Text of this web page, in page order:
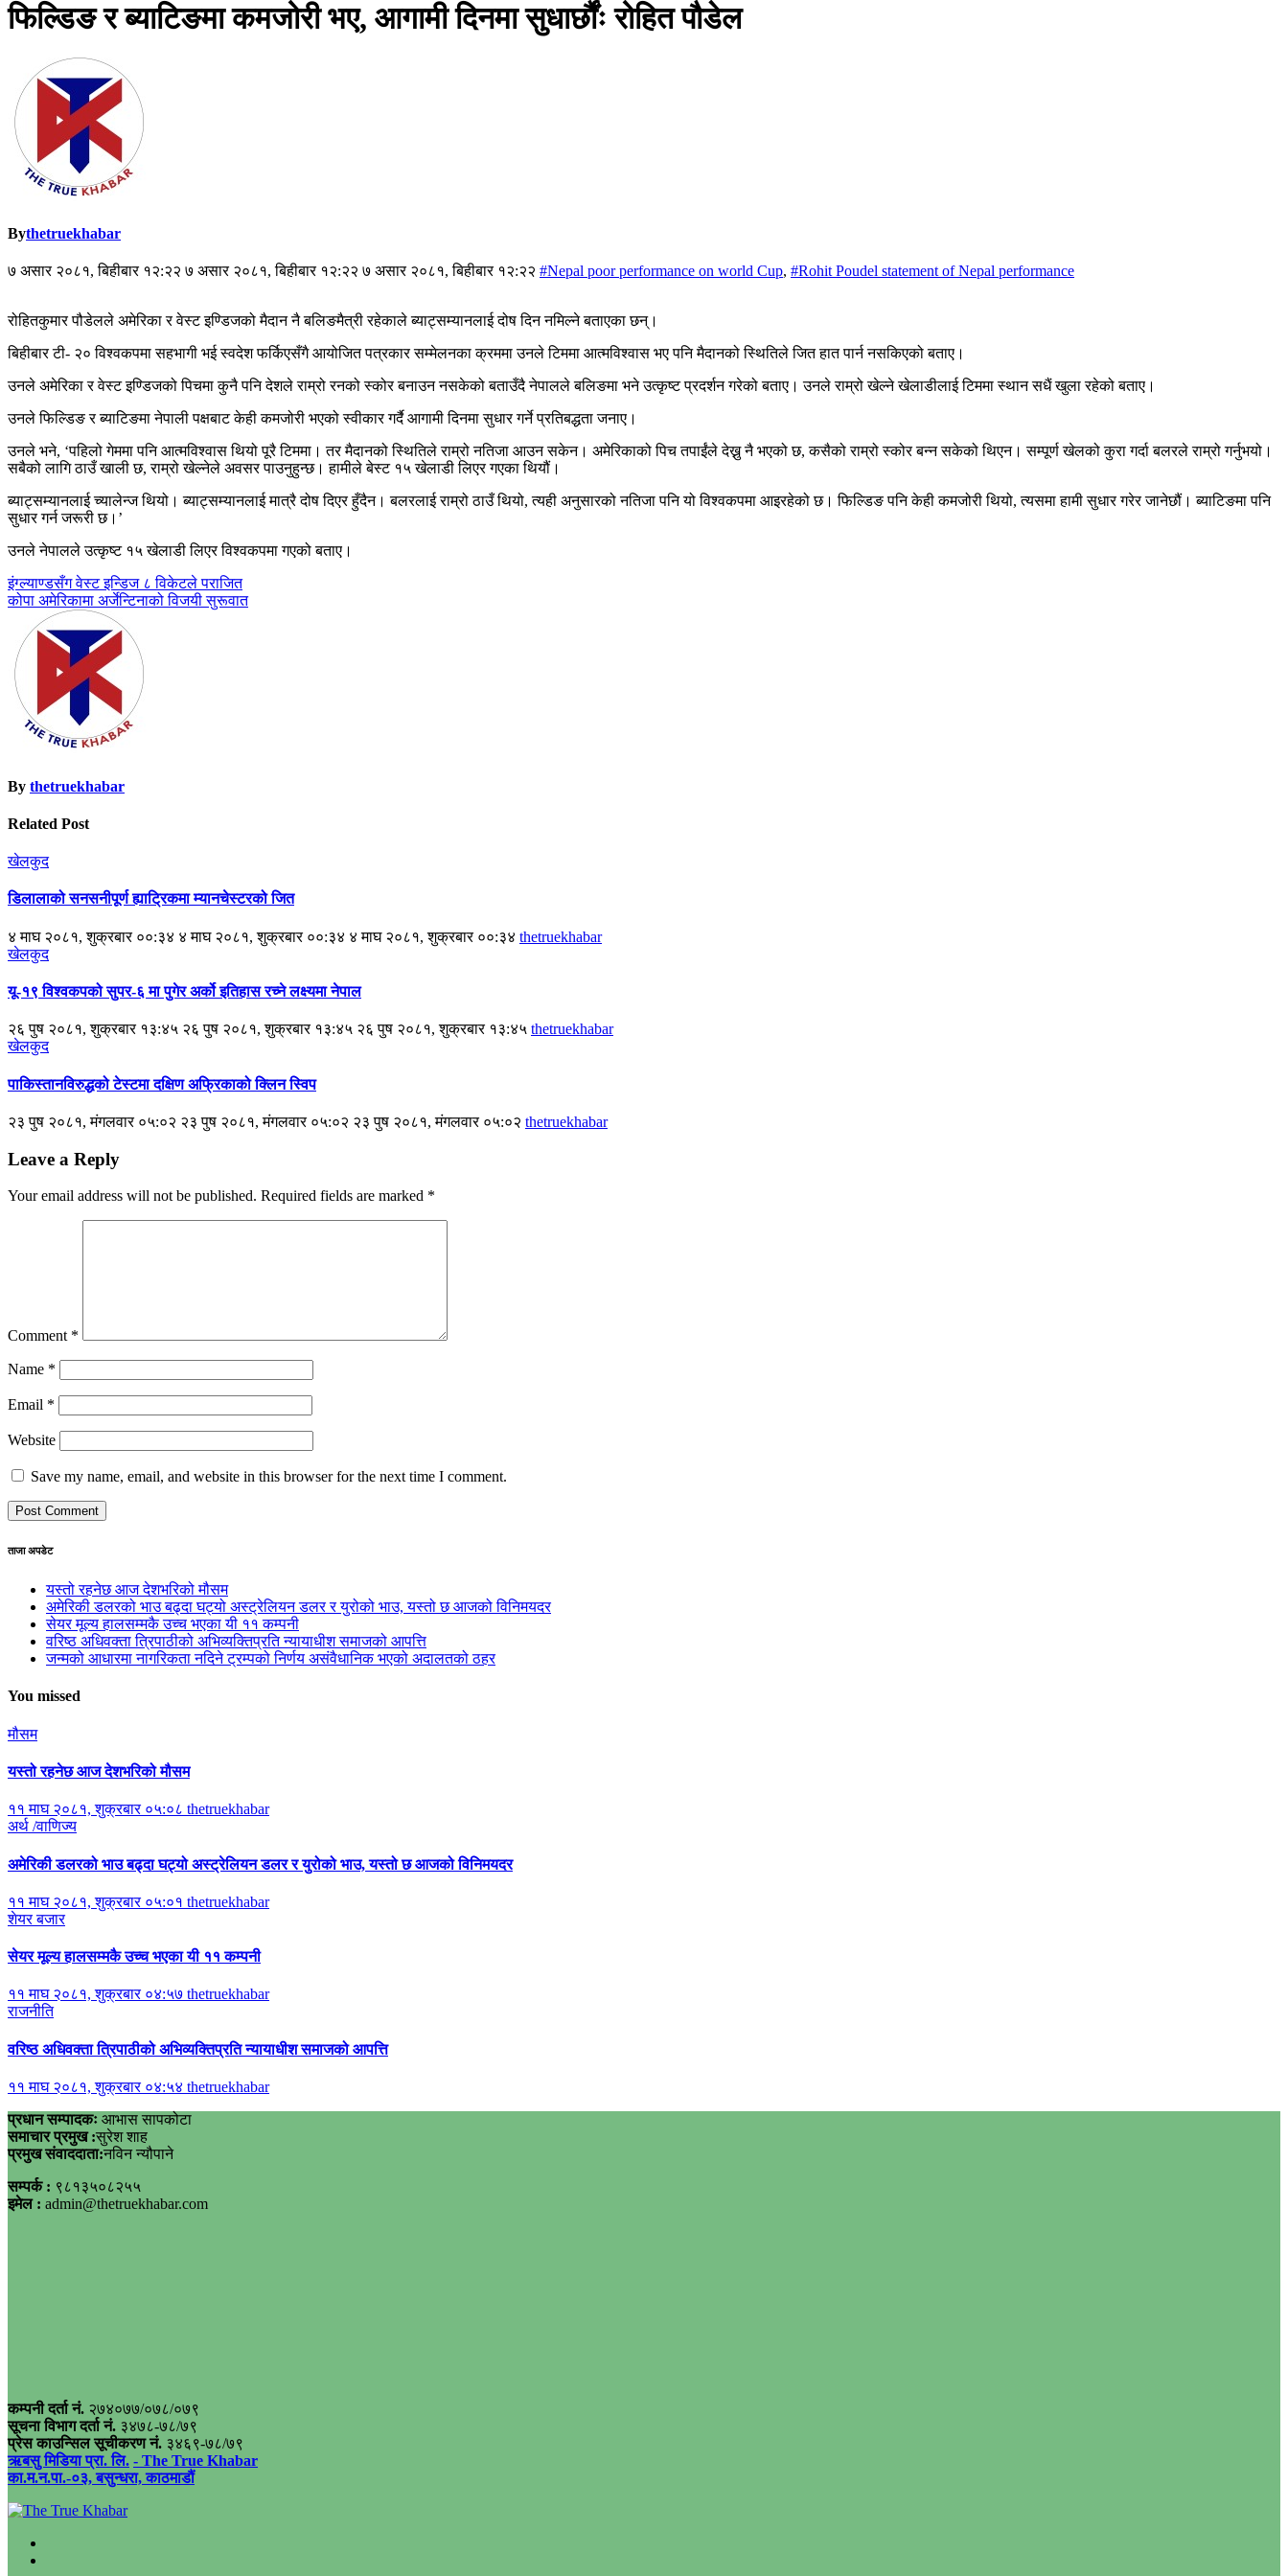
फिल्डिङ र ब्याटिङमा कमजोरी भए, आगामी दिनमा सुधार्छौंः रोहित पौडेल
Bythetruekhabar
७ असार २०८१, बिहीबार १२:२२ ७ असार २०८१, बिहीबार १२:२२ ७ असार २०८१, बिहीबार १२:२२ #Nepal poor performance on world Cup, #Rohit Poudel statement of Nepal performance
रोहितकुमार पौडेलले अमेरिका र वेस्ट इण्डिजको मैदान नै बलिङमैत्री रहेकाले ब्याट्सम्यानलाई दोष दिन नमिल्ने बताएका छन्।
बिहीबार टी- २० विश्वकपमा सहभागी भई स्वदेश फर्किएसँगै आयोजित पत्रकार सम्मेलनका क्रममा उनले टिममा आत्मविश्वास भए पनि मैदानको स्थितिले जित हात पार्न नसकिएको बताए।
उनले अमेरिका र वेस्ट इण्डिजको पिचमा कुनै पनि देशले राम्रो रनको स्कोर बनाउन नसकेको बताउँदै नेपालले बलिङमा भने उत्कृष्ट प्रदर्शन गरेको बताए। उनले राम्रो खेल्ने खेलाडीलाई टिममा स्थान सधैं खुला रहेको बताए।
उनले फिल्डिङ र ब्याटिङमा नेपाली पक्षबाट केही कमजोरी भएको स्वीकार गर्दै आगामी दिनमा सुधार गर्ने प्रतिबद्धता जनाए।
उनले भने, ‘पहिलो गेममा पनि आत्मविश्वास थियो पूरै टिममा। तर मैदानको स्थितिले राम्रो नतिजा आउन सकेन। अमेरिकाको पिच तपाईंले देख्नु नै भएको छ, कसैको राम्रो स्कोर बन्न सकेको थिएन। सम्पूर्ण खेलको कुरा गर्दा बलरले राम्रो गर्नुभयो।
सबैको लागि ठाउँ खाली छ, राम्रो खेल्नेले अवसर पाउनुहुन्छ। हामीले बेस्ट १५ खेलाडी लिएर गएका थियौं।
ब्याट्सम्यानलाई च्यालेन्ज थियो। ब्याट्सम्यानलाई मात्रै दोष दिएर हुँदैन। बलरलाई राम्रो ठाउँ थियो, त्यही अनुसारको नतिजा पनि यो विश्वकपमा आइरहेको छ। फिल्डिङ पनि केही कमजोरी थियो, त्यसमा हामी सुधार गरेर जानेछौं। ब्याटिङमा पनि
सुधार गर्न जरूरी छ।’
उनले नेपालले उत्कृष्ट १५ खेलाडी लिएर विश्वकपमा गएको बताए।
Post
navigation
इंग्ल्याण्डसँग वेस्ट इन्डिज ८ विकेटले पराजित
कोपा अमेरिकामा अर्जेन्टिनाको विजयी सुरूवात
By thetruekhabar
Related Post
खेलकुद
डिलालाको सनसनीपूर्ण ह्याट्रिकमा म्यानचेस्टरको जित
४ माघ २०८१, शुक्रबार ००:३४ ४ माघ २०८१, शुक्रबार ००:३४ ४ माघ २०८१, शुक्रबार ००:३४ thetruekhabar
खेलकुद
यू-१९ विश्वकपको सुपर-६ मा पुगेर अर्को इतिहास रच्ने लक्ष्यमा नेपाल
२६ पुष २०८१, शुक्रबार १३:४५ २६ पुष २०८१, शुक्रबार १३:४५ २६ पुष २०८१, शुक्रबार १३:४५ thetruekhabar
खेलकुद
पाकिस्तानविरुद्धको टेस्टमा दक्षिण अफ्रिकाको क्लिन स्विप
२३ पुष २०८१, मंगलवार ०५:०२ २३ पुष २०८१, मंगलवार ०५:०२ २३ पुष २०८१, मंगलवार ०५:०२ thetruekhabar
Leave a Reply
Your email address will not be published. Required fields are marked *
Comment *
Name *
Email *
Website
Save my name, email, and website in this browser for the next time I comment.
ताजा अपडेट
यस्तो रहनेछ आज देशभरिको मौसम
अमेरिकी डलरको भाउ बढ्दा घट्यो अस्ट्रेलियन डलर र युरोको भाउ, यस्तो छ आजको विनिमयदर
सेयर मूल्य हालसम्मकै उच्च भएका यी ११ कम्पनी
वरिष्ठ अधिवक्ता त्रिपाठीको अभिव्यक्तिप्रति न्यायाधीश समाजको आपत्ति
जन्मको आधारमा नागरिकता नदिने ट्रम्पको निर्णय असंवैधानिक भएको अदालतको ठहर
You missed
मौसम
यस्तो रहनेछ आज देशभरिको मौसम
११ माघ २०८१, शुक्रबार ०५:०८ thetruekhabar
अर्थ /वाणिज्य
अमेरिकी डलरको भाउ बढ्दा घट्यो अस्ट्रेलियन डलर र युरोको भाउ, यस्तो छ आजको विनिमयदर
११ माघ २०८१, शुक्रबार ०५:०१ thetruekhabar
शेयर बजार
सेयर मूल्य हालसम्मकै उच्च भएका यी ११ कम्पनी
११ माघ २०८१, शुक्रबार ०४:५७ thetruekhabar
राजनीति
वरिष्ठ अधिवक्ता त्रिपाठीको अभिव्यक्तिप्रति न्यायाधीश समाजको आपत्ति
११ माघ २०८१, शुक्रबार ०४:५४ thetruekhabar
प्रधान सम्पादकः आभास सापकोटा
समाचार प्रमुख :सुरेश शाह
प्रमुख संवाददाता:नविन न्यौपाने
सम्पर्क : ९८१३५०८२५५
इमेल : admin@thetruekhabar.com
कम्पनी दर्ता नं. २७४०७७/०७८/०७९
सूचना विभाग दर्ता नं. ३४७८-७८/७९
प्रेस काउन्सिल सूचीकरण नं. ३४६९-७८/७९
ऋबसु मिडिया प्रा. लि. - The True Khabar
का.म.न.पा.-०३, बसुन्धरा, काठमाडौं